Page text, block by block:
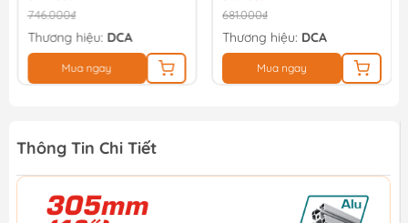
746.000₫
Thương hiệu: DCA
Mua ngay
681.000₫
Thương hiệu: DCA
Mua ngay
Thông Tin Chi Tiết